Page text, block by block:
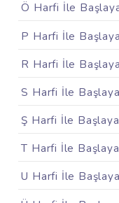
Ö Harfi İle
P Harfi İle
R Harfi İle
S Harfi İle
Ş Harfi İle
T Harfi İle
U Harfi İle